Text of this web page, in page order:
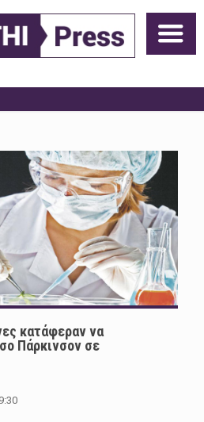
κατάφεραν να
Πάρκινσον σε